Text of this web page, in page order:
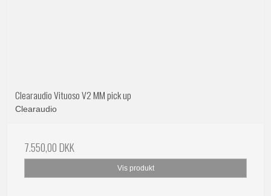
Clearaudio Vituoso V2 MM pick up
Clearaudio
7.550,00 DKK
Vis produkt